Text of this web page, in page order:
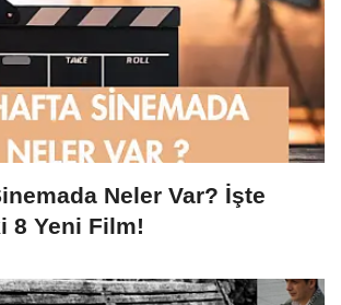
Neler Var? İşte
8 Yeni Film!